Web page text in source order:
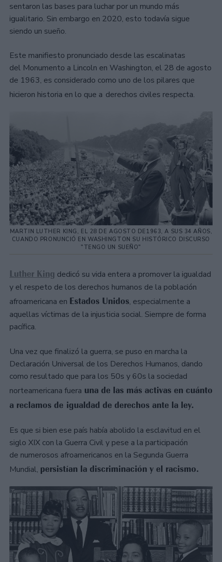
sentaron las bases para luchar por un mundo más
igualitario. Sin embargo en 2020, esto todavía sigue
siendo un sueño.
Este manifiesto pronunciado desde las escalinatas
del Monumento a Lincoln en Washington, el 28 de agosto
de 1963, es considerado como uno de los pilares que
hicieron historia en lo que a derechos civiles respecta.
MARTIN LUTHER KING, EL 28 DE AGOSTO DE1963, A SUS 34 AÑOS,
CUANDO PRONUNCIÓ EN WASHINGTON SU HISTÓRICO DISCURSO
"TENGO UN SUEÑO"
Luther King dedicó su vida entera a promover la igualdad
y el respeto de los derechos humanos de la población
afroamericana en Estados Unidos, especialmente a
aquellas víctimas de la injusticia social. Siempre de forma
pacífica.
Una vez que finalizó la guerra, se puso en marcha la
Declaración Universal de los Derechos Humanos, dando
como resultado que para los 50s y 60s la sociedad
norteamericana fuera una de las más activas en cuánto
a reclamos de igualdad de derechos ante la ley.
Es que si bien ese país había abolido la esclavitud en el
siglo XIX con la Guerra Civil y pese a la participación
de numerosos afroamericanos en la Segunda Guerra
Mundial, persistían la discriminación y el racismo.